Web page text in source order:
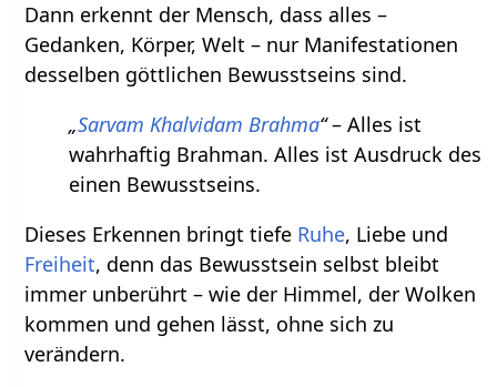
Dann erkennt der Mensch, dass alles –
Gedanken, Körper, Welt – nur Manifestationen
desselben göttlichen Bewusstseins sind.
„Sarvam Khalvidam Brahma“– Alles ist
wahrhaftig Brahman. Alles ist Ausdruck des
einen Bewusstseins.
Dieses Erkennen bringt tiefe Ruhe, Liebe und
Freiheit, denn das Bewusstsein selbst bleibt
immer unberührt – wie der Himmel, der Wolken
kommen und gehen lässt, ohne sich zu
verändern.